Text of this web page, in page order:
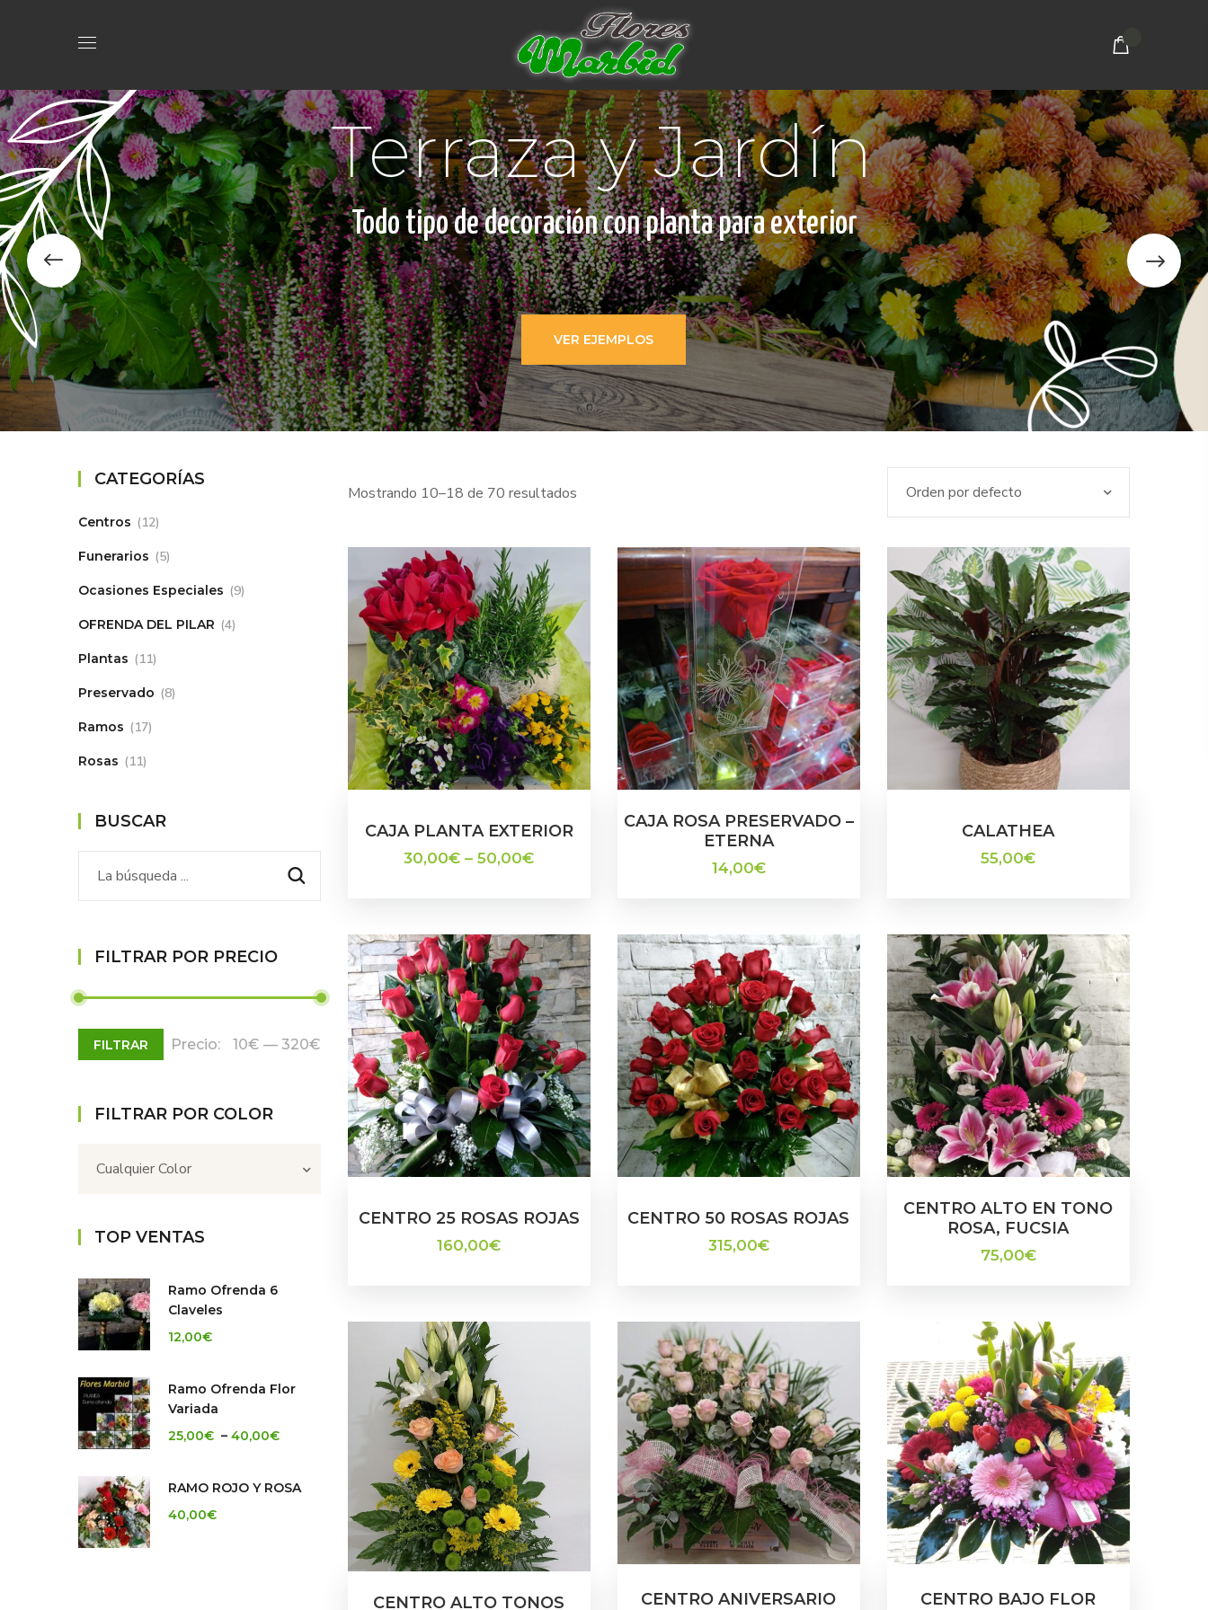
Terraza y Jardín
Todo tipo de decoración con planta para exterior
VER EJEMPLOS
Mostrando 10–18 de 70 resultados
CAJA PLANTA EXTERIOR
30,00€ –50,00€
CAJA ROSA PRESERVADO –
ETERNA
14,00€
CALATHEA
55,00€
CENTRO 25 ROSAS ROJAS
160,00€
CENTRO 50 ROSAS ROJAS
315,00€
CENTRO ALTO EN TONO
ROSA, FUCSIA
75,00€
CENTRO ALTO TONOS
CENTRO ANIVERSARIO
CENTRO BAJO FLOR
CATEGORÍAS
Centros 12
Funerarios 5
Ocasiones Especiales 9
OFRENDA DEL PILAR 4
Plantas 11
Preservado 8
Ramos 17
Rosas 11
BUSCAR
FILTRAR POR PRECIO
FILTRAR Precio: 10€ — 320€
FILTRAR POR COLOR
Cualquier Color
TOP VENTAS
Ramo Ofrenda 6
Claveles
12,00€
Ramo Ofrenda Flor
Variada
25,00€ – 40,00€
RAMO ROJO Y ROSA
40,00€